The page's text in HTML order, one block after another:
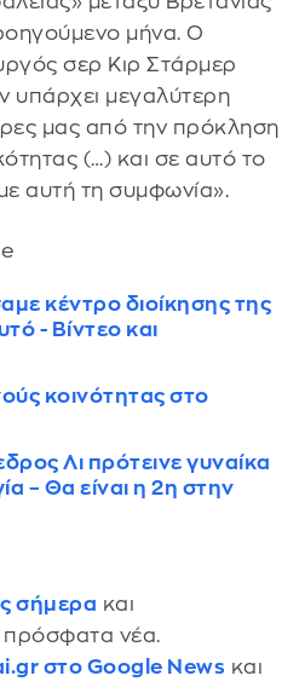
μήνα. Ο
σερ Κιρ Στάρμερ
υπάρχει μεγαλύτερη
μας από την πρόκληση
(…) και σε αυτό το
αυτή τη συμφωνία».
κέντρο διοίκησης της
- Βίντεο και
κοινότητας στο
Λι πρότεινε γυναίκα
– Θα είναι η 2η στην
σήμερα και
πρόσφατα νέα.
στο Google News και